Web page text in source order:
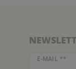
E-MAIL **
Newsletter